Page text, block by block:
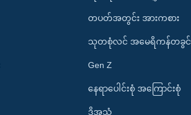
တပတ်အတွင်း အားကစား
သုတစုံလင် အမေရိကန်တခွင်
Gen Z
နေရာပေါင်းစုံ အကြောင်းစုံ
ဒို့အသံ